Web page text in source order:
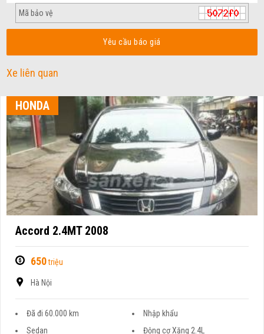
Yêu cầu báo giá
Xe liên quan
HONDA
Accord 2.4MT 2008
650triệu
Hà Nội
Đã đi 60.000 km
Nhập khẩu
Sedan
Động cơ Xăng 2.4L